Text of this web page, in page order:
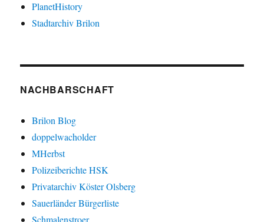
PlanetHistory
Stadtarchiv Brilon
NACHBARSCHAFT
Brilon Blog
doppelwacholder
MHerbst
Polizeiberichte HSK
Privatarchiv Köster Olsberg
Sauerländer Bürgerliste